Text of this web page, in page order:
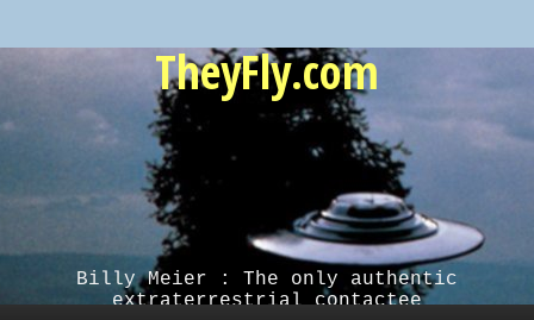
TheyFly.com
Billy Meier : The only authentic
extraterrestrial contactee